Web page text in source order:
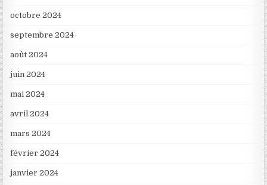
octobre 2024
septembre 2024
août 2024
juin 2024
mai 2024
avril 2024
mars 2024
février 2024
janvier 2024